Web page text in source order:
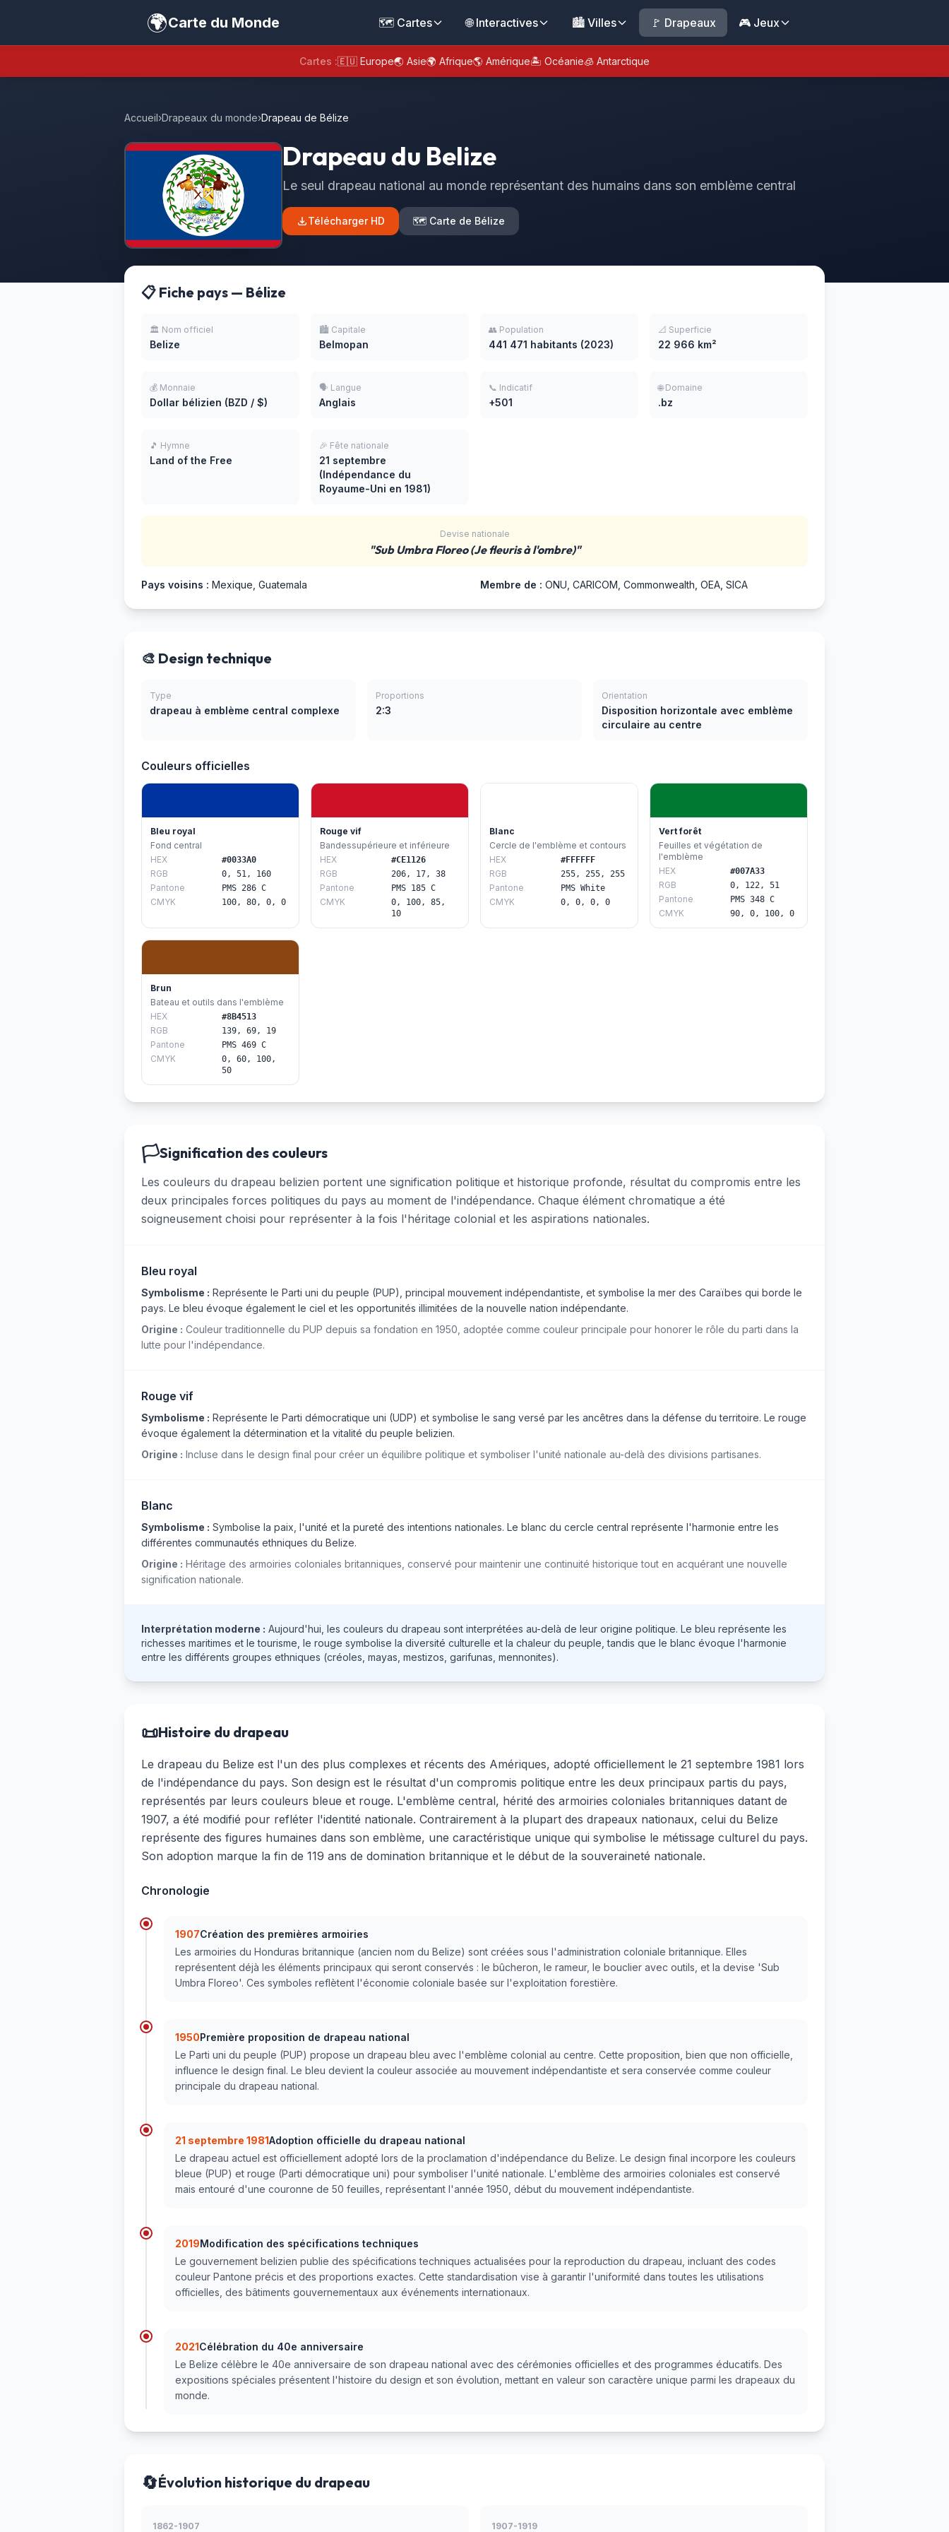
🌍Carte du Monde 🗺️ Cartes 🌐 Interactives 🏙️ Villes 🚩 Drapeaux 🎮 Jeux
Cartes :🇪🇺 Europe🌏 Asie🌍 Afrique🌎 Amérique🏝️ Océanie🧊 Antarctique
Accueil›Drapeaux du monde›Drapeau de Bélize
Drapeau du Belize
Le seul drapeau national au monde représentant des humains dans son emblème central
Télécharger HD 🗺️ Carte de Bélize
📋 Fiche pays — Bélize
🏛️ Nom officiel
Belize
🏙️ Capitale
Belmopan
👥 Population
441 471 habitants (2023)
📐 Superficie
22 966 km²
💰 Monnaie
Dollar bélizien (BZD / $)
🗣️ Langue
Anglais
📞 Indicatif
+501
🌐 Domaine
.bz
🎵 Hymne
Land of the Free
🎉 Fête nationale
21 septembre
(Indépendance du
Royaume-Uni en 1981)
Devise nationale
"Sub Umbra Floreo (Je fleuris à l'ombre)"
Pays voisins : Mexique, Guatemala Membre de : ONU, CARICOM, Commonwealth, OEA, SICA
🎨 Design technique
Type
drapeau à emblème central complexe
Proportions
2:3
Orientation
Disposition horizontale avec emblème
circulaire au centre
Couleurs officielles
Bleu royal
Fond central
HEX
#0033A0
RGB 0, 51, 160
Pantone PMS 286 C
CMYK 100, 80, 0, 0
Rouge vif
Bandessupérieure et inférieure
HEX
#CE1126
RGB 206, 17, 38
Pantone PMS 185 C
CMYK
0, 100, 85,
10
Blanc
Cercle de l'emblème et contours
HEX
#FFFFFF
RGB 255, 255, 255
Pantone PMS White
CMYK 0, 0, 0, 0
Vert forêt
Feuilles et végétation de
l'emblème
HEX
#007A33
RGB 0, 122, 51
Pantone PMS 348 C
CMYK 90, 0, 100, 0
Brun
Bateau et outils dans l'emblème
HEX
#8B4513
RGB 139, 69, 19
Pantone PMS 469 C
CMYK
0, 60, 100,
50
🏳️Signification des couleurs
Les couleurs du drapeau belizien portent une signification politique et historique profonde, résultat du compromis entre les
deux principales forces politiques du pays au moment de l'indépendance. Chaque élément chromatique a été
soigneusement choisi pour représenter à la fois l'héritage colonial et les aspirations nationales.
Bleu royal
Symbolisme : Représente le Parti uni du peuple (PUP), principal mouvement indépendantiste, et symbolise la mer des Caraïbes qui borde le
pays. Le bleu évoque également le ciel et les opportunités illimitées de la nouvelle nation indépendante.
Origine : Couleur traditionnelle du PUP depuis sa fondation en 1950, adoptée comme couleur principale pour honorer le rôle du parti dans la
lutte pour l'indépendance.
Rouge vif
Symbolisme : Représente le Parti démocratique uni (UDP) et symbolise le sang versé par les ancêtres dans la défense du territoire. Le rouge
évoque également la détermination et la vitalité du peuple belizien.
Origine : Incluse dans le design final pour créer un équilibre politique et symboliser l'unité nationale au-delà des divisions partisanes.
Blanc
Symbolisme : Symbolise la paix, l'unité et la pureté des intentions nationales. Le blanc du cercle central représente l'harmonie entre les
différentes communautés ethniques du Belize.
Origine : Héritage des armoiries coloniales britanniques, conservé pour maintenir une continuité historique tout en acquérant une nouvelle
signification nationale.
Interprétation moderne : Aujourd'hui, les couleurs du drapeau sont interprétées au-delà de leur origine politique. Le bleu représente les
richesses maritimes et le tourisme, le rouge symbolise la diversité culturelle et la chaleur du peuple, tandis que le blanc évoque l'harmonie
entre les différents groupes ethniques (créoles, mayas, mestizos, garifunas, mennonites).
📜Histoire du drapeau
Le drapeau du Belize est l'un des plus complexes et récents des Amériques, adopté officiellement le 21 septembre 1981 lors
de l'indépendance du pays. Son design est le résultat d'un compromis politique entre les deux principaux partis du pays,
représentés par leurs couleurs bleue et rouge. L'emblème central, hérité des armoiries coloniales britanniques datant de
1907, a été modifié pour refléter l'identité nationale. Contrairement à la plupart des drapeaux nationaux, celui du Belize
représente des figures humaines dans son emblème, une caractéristique unique qui symbolise le métissage culturel du pays.
Son adoption marque la fin de 119 ans de domination britannique et le début de la souveraineté nationale.
Chronologie
1907Création des premières armoiries
Les armoiries du Honduras britannique (ancien nom du Belize) sont créées sous l'administration coloniale britannique. Elles
représentent déjà les éléments principaux qui seront conservés : le bûcheron, le rameur, le bouclier avec outils, et la devise 'Sub
Umbra Floreo'. Ces symboles reflètent l'économie coloniale basée sur l'exploitation forestière.
1950Première proposition de drapeau national
Le Parti uni du peuple (PUP) propose un drapeau bleu avec l'emblème colonial au centre. Cette proposition, bien que non officielle,
influence le design final. Le bleu devient la couleur associée au mouvement indépendantiste et sera conservée comme couleur
principale du drapeau national.
21 septembre 1981Adoption officielle du drapeau national
Le drapeau actuel est officiellement adopté lors de la proclamation d'indépendance du Belize. Le design final incorpore les couleurs
bleue (PUP) et rouge (Parti démocratique uni) pour symboliser l'unité nationale. L'emblème des armoiries coloniales est conservé
mais entouré d'une couronne de 50 feuilles, représentant l'année 1950, début du mouvement indépendantiste.
2019Modification des spécifications techniques
Le gouvernement belizien publie des spécifications techniques actualisées pour la reproduction du drapeau, incluant des codes
couleur Pantone précis et des proportions exactes. Cette standardisation vise à garantir l'uniformité dans toutes les utilisations
officielles, des bâtiments gouvernementaux aux événements internationaux.
2021Célébration du 40e anniversaire
Le Belize célèbre le 40e anniversaire de son drapeau national avec des cérémonies officielles et des programmes éducatifs. Des
expositions spéciales présentent l'histoire du design et son évolution, mettant en valeur son caractère unique parmi les drapeaux du
monde.
🔄Évolution historique du drapeau
1862-1907 1907-1919